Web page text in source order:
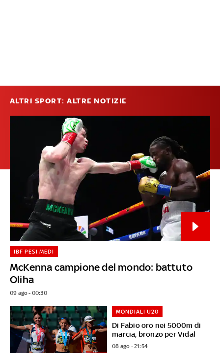
ALTRI SPORT: ALTRE NOTIZIE
McKenna campione del mondo: battuto
Oliha
IBF PESI MEDI
09 ago - 00:30
Di Fabio oro nei 5000m di
marcia, bronzo per Vidal
MONDIALI U20
08 ago - 21:54